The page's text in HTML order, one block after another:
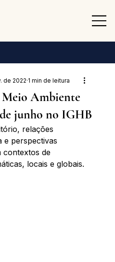
Meio Ambiente
junho no IGHB
de 2022 1 min de leitura
relações
e perspectivas
contextos de
locais e globais.